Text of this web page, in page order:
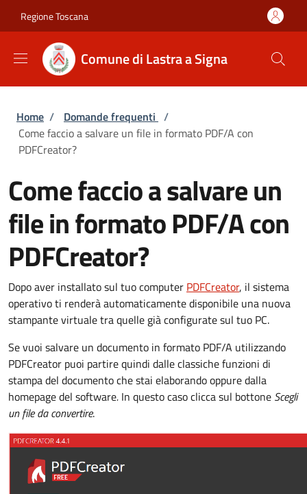
Regione Toscana
Comune di Lastra a Signa
Briciole di pane
Home / Domande frequenti /
Come faccio a salvare un file in formato PDF/A con
PDFCreator?
Come faccio a salvare un
file in formato PDF/A con
PDFCreator?
Dopo aver installato sul tuo computer PDFCreator, il sistema
operativo ti renderà automaticamente disponibile una nuova
stampante virtuale tra quelle già configurate sul tuo PC.
Se vuoi salvare un documento in formato PDF/A utilizzando
PDFCreator puoi partire quindi dalle classiche funzioni di
stampa del documento che stai elaborando oppure dalla
homepage del software. In questo caso clicca sul bottone Scegli
un file da convertire.